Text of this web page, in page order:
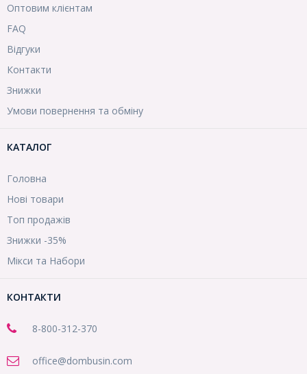
Оптовим клієнтам
FAQ
Відгуки
Контакти
Знижки
Умови повернення та обміну
КАТАЛОГ
Головна
Нові товари
Топ продажів
Знижки -35%
Мікси та Набори
КОНТАКТИ
8-800-312-370
office@dombusin.com